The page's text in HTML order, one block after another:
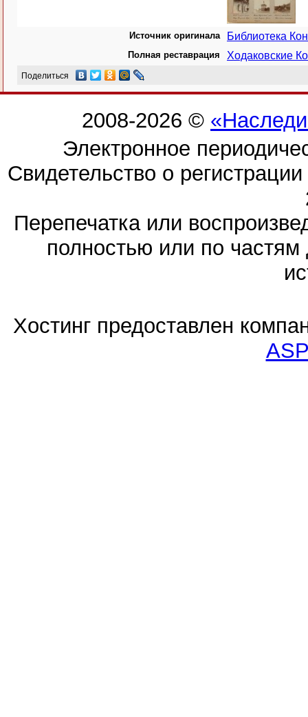
Источник оригинала Библиотека
Полная реставрация Ходаковские
Поделиться
2008-2026 ©
Электронное
Свидетельство о
Перепечатка или
полностью или по частям
Хостинг предоставлен